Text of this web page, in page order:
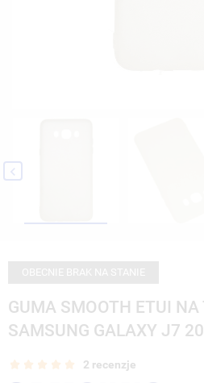

GUMA SMOOTH ETUI NA
SAMSUNG GALAXY J7
2 recenzje